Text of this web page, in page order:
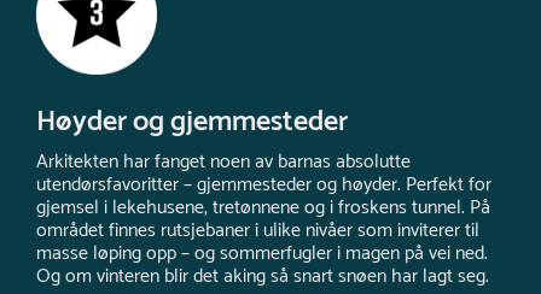
Høyder og gjemmesteder
Arkitekten har fanget noen av barnas absolutte
utendørsfavoritter – gjemmesteder og høyder. Perfekt for
gjemsel i lekehusene, tretønnene og i froskens tunnel. På
området finnes rutsjebaner i ulike nivåer som inviterer til
masse løping opp – og sommerfugler i magen på vei ned.
Og om vinteren blir det aking så snart snøen har lagt seg.